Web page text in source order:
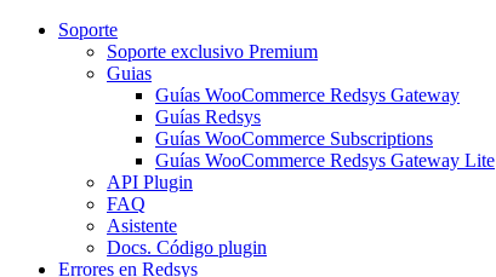
Soporte
Soporte exclusivo Premium
Guias
Guías WooCommerce Redsys Gateway
Guías Redsys
Guías WooCommerce Subscriptions
Guías WooCommerce Redsys Gateway Lite
API Plugin
FAQ
Asistente
Docs. Código plugin
Errores en Redsys